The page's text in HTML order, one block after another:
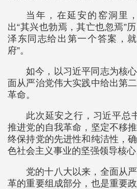
当年，在延安的窑洞里
出“其兴也勃焉，其亡也忽焉”
泽东同志给出第一个答案，
府”。
如今，以习近平同志为核
面从严治党伟大实践中给出第
革命。
此次延安之行，习近平总
推进党的自我革命，坚定不移
终保持党的先进性和纯洁性，
色社会主义事业的坚强领导核心
党的十八大以来，全面从
革的重要组成部分，也是重要